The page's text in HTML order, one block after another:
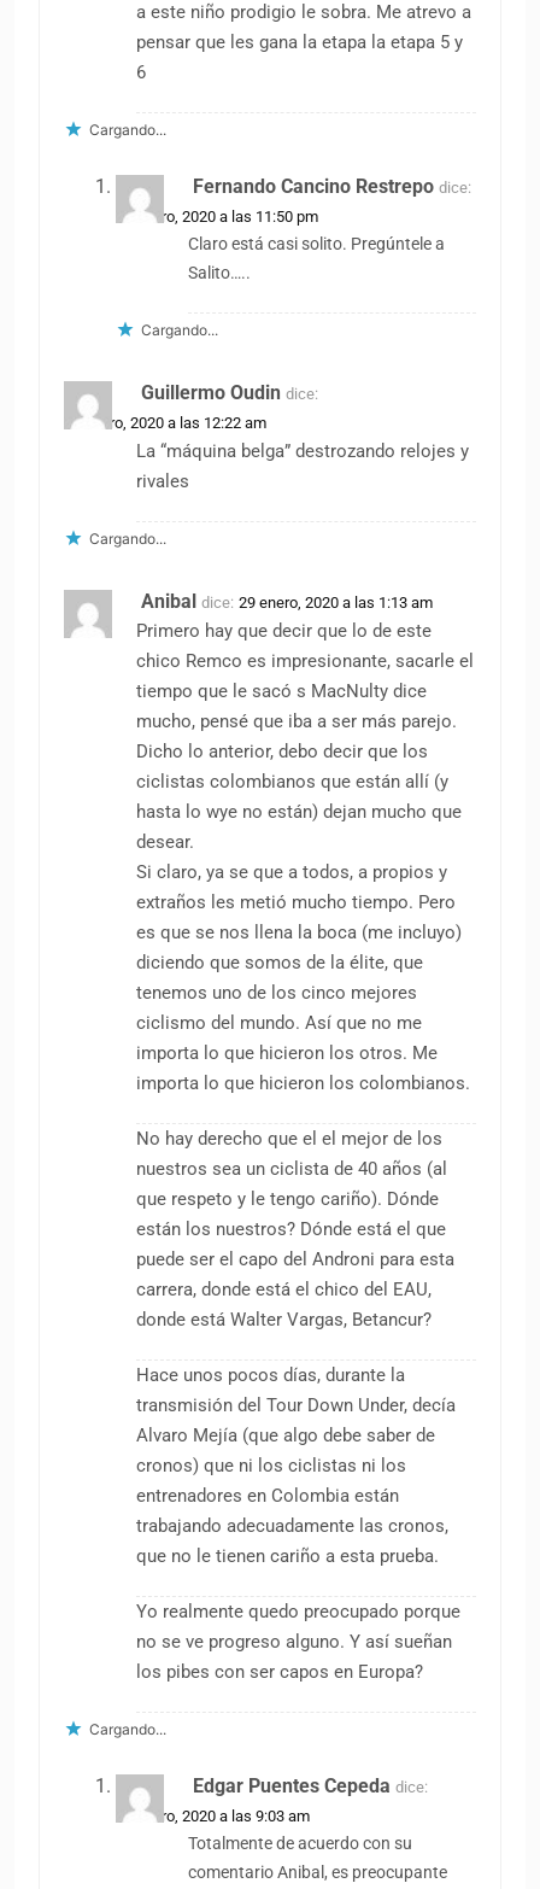
a este niño prodigio le sobra. Me atrevo a
pensar que les gana la etapa la etapa 5 y
6
Cargando...
Fernando Cancino Restrepo dice:
28 enero, 2020 a las 11:50 pm
Claro está casi solito. Pregúntele a
Salito…..
Cargando...
Guillermo Oudin dice:
29 enero, 2020 a las 12:22 am
La “máquina belga” destrozando relojes y
rivales
Cargando...
Anibal dice: 29 enero, 2020 a las 1:13 am
Primero hay que decir que lo de este
chico Remco es impresionante, sacarle el
tiempo que le sacó s MacNulty dice
mucho, pensé que iba a ser más parejo.
Dicho lo anterior, debo decir que los
ciclistas colombianos que están allí (y
hasta lo wye no están) dejan mucho que
desear.
Si claro, ya se que a todos, a propios y
extraños les metió mucho tiempo. Pero
es que se nos llena la boca (me incluyo)
diciendo que somos de la élite, que
tenemos uno de los cinco mejores
ciclismo del mundo. Así que no me
importa lo que hicieron los otros. Me
importa lo que hicieron los colombianos.
No hay derecho que el el mejor de los
nuestros sea un ciclista de 40 años (al
que respeto y le tengo cariño). Dónde
están los nuestros? Dónde está el que
puede ser el capo del Androni para esta
carrera, donde está el chico del EAU,
donde está Walter Vargas, Betancur?
Hace unos pocos días, durante la
transmisión del Tour Down Under, decía
Alvaro Mejía (que algo debe saber de
cronos) que ni los ciclistas ni los
entrenadores en Colombia están
trabajando adecuadamente las cronos,
que no le tienen cariño a esta prueba.
Yo realmente quedo preocupado porque
no se ve progreso alguno. Y así sueñan
los pibes con ser capos en Europa?
Cargando...
Edgar Puentes Cepeda dice:
29 enero, 2020 a las 9:03 am
Totalmente de acuerdo con su
comentario Anibal, es preocupante